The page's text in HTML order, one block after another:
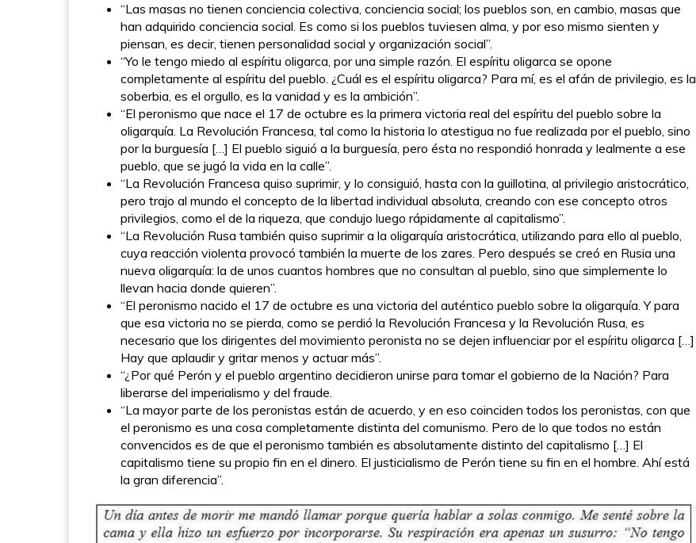
“Las masas no tienen conciencia colectiva, conciencia social; los pueblos son, en cambio, masas que
han adquirido conciencia social. Es como si los pueblos tuviesen alma, y por eso mismo sienten y
piensan, es decir, tienen personalidad social y organización social”.
“Yo le tengo miedo al espíritu oligarca, por una simple razón. El espíritu oligarca se opone
completamente al espíritu del pueblo. ¿Cuál es el espíritu oligarca? Para mí, es el afán de privilegio, es la
soberbia, es el orgullo, es la vanidad y es la ambición”.
“El peronismo que nace el 17 de octubre es la primera victoria real del espíritu del pueblo sobre la
oligarquía. La Revolución Francesa, tal como la historia lo atestigua no fue realizada por el pueblo, sino
por la burguesía […] El pueblo siguió a la burguesía, pero ésta no respondió honrada y lealmente a ese
pueblo, que se jugó la vida en la calle”.
“La Revolución Francesa quiso suprimir, y lo consiguió, hasta con la guillotina, al privilegio aristocrático,
pero trajo al mundo el concepto de la libertad individual absoluta, creando con ese concepto otros
privilegios, como el de la riqueza, que condujo luego rápidamente al capitalismo”.
“La Revolución Rusa también quiso suprimir a la oligarquía aristocrática, utilizando para ello al pueblo,
cuya reacción violenta provocó también la muerte de los zares. Pero después se creó en Rusia una
nueva oligarquía: la de unos cuantos hombres que no consultan al pueblo, sino que simplemente lo
llevan hacia donde quieren”.
“El peronismo nacido el 17 de octubre es una victoria del auténtico pueblo sobre la oligarquía. Y para
que esa victoria no se pierda, como se perdió la Revolución Francesa y la Revolución Rusa, es
necesario que los dirigentes del movimiento peronista no se dejen influenciar por el espíritu oligarca […]
Hay que aplaudir y gritar menos y actuar más”.
“¿Por qué Perón y el pueblo argentino decidieron unirse para tomar el gobierno de la Nación? Para
liberarse del imperialismo y del fraude.
“La mayor parte de los peronistas están de acuerdo, y en eso coinciden todos los peronistas, con que
el peronismo es una cosa completamente distinta del comunismo. Pero de lo que todos no están
convencidos es de que el peronismo también es absolutamente distinto del capitalismo […] El
capitalismo tiene su propio fin en el dinero. El justicialismo de Perón tiene su fin en el hombre. Ahí está
la gran diferencia”.